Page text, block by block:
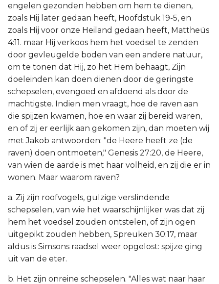
engelen gezonden hebben om hem te dienen,
zoals Hij later gedaan heeft, Hoofdstuk 19-5, en
zoals Hij voor onze Heiland gedaan heeft, Mattheüs
4:11. maar Hij verkoos hem het voedsel te zenden
door gevleugelde boden van een andere natuur,
om te tonen dat Hij, zo het Hem behaagt, Zijn
doeleinden kan doen dienen door de geringste
schepselen, evengoed en afdoend als door de
machtigste. Indien men vraagt, hoe de raven aan
die spijzen kwamen, hoe en waar zij bereid waren,
en of zij er eerlijk aan gekomen zijn, dan moeten wij
met Jakob antwoorden: "de Heere heeft ze (de
raven) doen ontmoeten," Genesis 27:20, de Heere,
van wien de aarde is met haar volheid, en zij die er in
wonen. Maar waarom raven?
a. Zij zijn roofvogels, gulzige verslindende
schepselen, van wie het waarschijnlijker was dat zij
hem het voedsel zouden ontstelen, of zijn ogen
uitgepikt zouden hebben, Spreuken 30:17, maar
aldus is Simsons raadsel weer opgelost: spijze ging
uit van de eter.
b. Het zijn onreine schepselen. "Alles wat naar haar